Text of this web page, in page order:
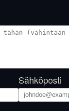
Sähköposti